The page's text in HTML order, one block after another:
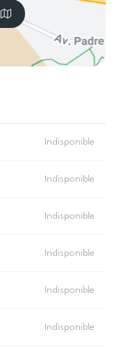
Indisponible
Indisponible
Indisponible
Indisponible
Indisponible
Indisponible